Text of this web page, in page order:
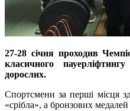
27-28 січня проходив
класичного
дорослих.
Спортсмени за перші місця
«срібла», а бронзових